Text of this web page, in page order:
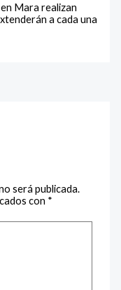
Mara realizan
a cada una
será publicada.
con *